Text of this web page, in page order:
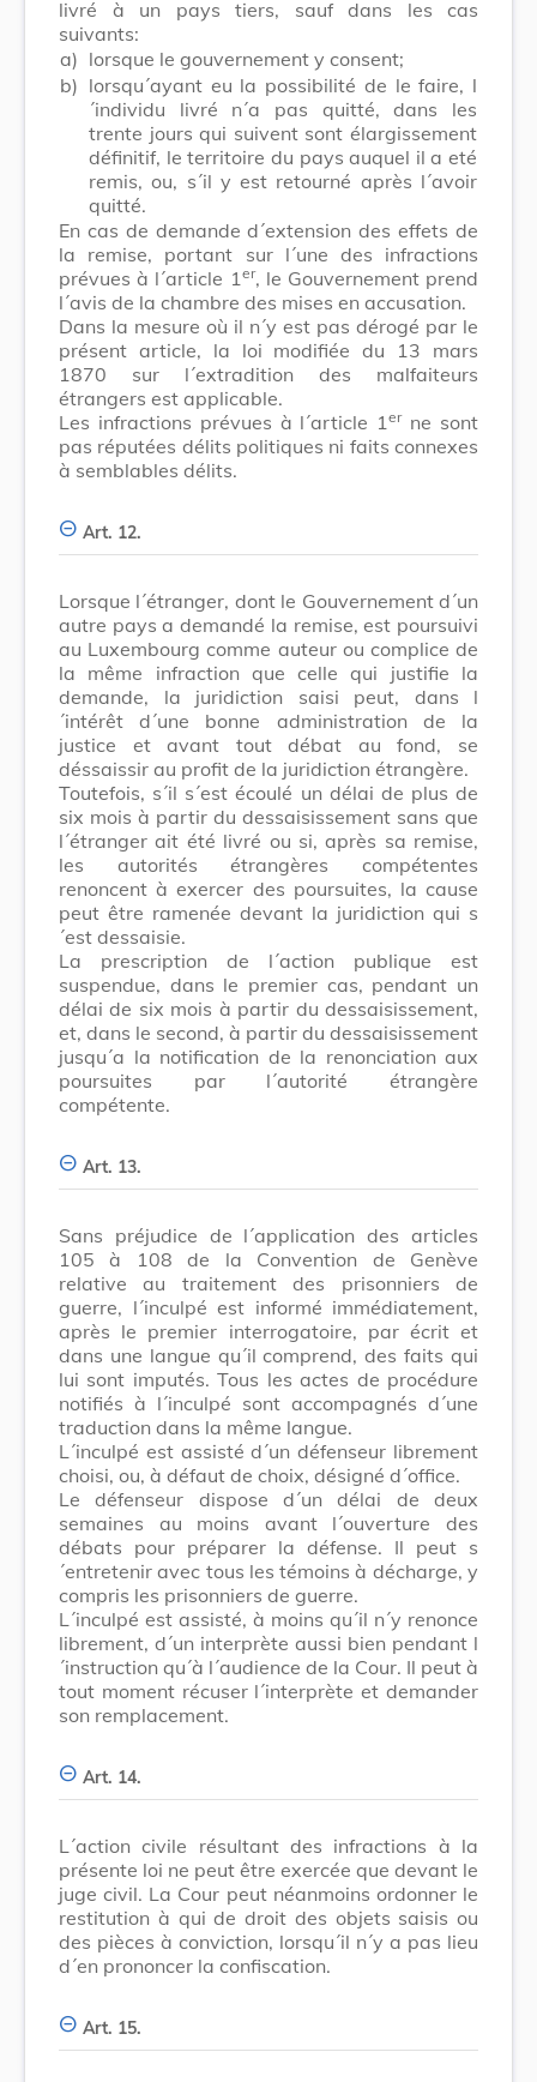
livré à un pays tiers, sauf dans les cas
suivants:
a) lorsque le gouvernement y consent;
b) lorsqu´ayant eu la possibilité de le faire, l
´individu livré n´a pas quitté, dans les
trente jours qui suivent sont élargissement
définitif, le territoire du pays auquel il a eté
remis, ou, s´il y est retourné après l´avoir
quitté.
En cas de demande d´extension des effets de
la remise, portant sur l´une des infractions
prévues à l´article 1 er, le Gouvernement prend
l´avis de la chambre des mises en accusation.
Dans la mesure où il n´y est pas dérogé par le
présent article, la loi modifiée du 13 mars
1870 sur l´extradition des malfaiteurs
étrangers est applicable.
Les infractions prévues à l´article 1erne sont
pas réputées délits politiques ni faits connexes
à semblables délits.
Art. 12.
Lorsque l´étranger, dont le Gouvernement d´un
autre pays a demandé la remise, est poursuivi
au Luxembourg comme auteur ou complice de
la même infraction que celle qui justifie la
demande, la juridiction saisi peut, dans l
´intérêt d´une bonne administration de la
justice et avant tout débat au fond, se
déssaissir au profit de la juridiction étrangère.
Toutefois, s´il s´est écoulé un délai de plus de
six mois à partir du dessaisissement sans que
l´étranger ait été livré ou si, après sa remise,
les autorités étrangères compétentes
renoncent à exercer des poursuites, la cause
peut être ramenée devant la juridiction qui s
´est dessaisie.
La prescription de l´action publique est
suspendue, dans le premier cas, pendant un
délai de six mois à partir du dessaisissement,
et, dans le second, à partir du dessaisissement
jusqu´a la notification de la renonciation aux
poursuites par l´autorité étrangère
compétente.
Art. 13.
Sans préjudice de l´application des articles
105 à 108 de la Convention de Genève
relative au traitement des prisonniers de
guerre, l´inculpé est informé immédiatement,
après le premier interrogatoire, par écrit et
dans une langue qu´il comprend, des faits qui
lui sont imputés. Tous les actes de procédure
notifiés à l´inculpé sont accompagnés d´une
traduction dans la même langue.
L´inculpé est assisté d´un défenseur librement
choisi, ou, à défaut de choix, désigné d´office.
Le défenseur dispose d´un délai de deux
semaines au moins avant l´ouverture des
débats pour préparer la défense. Il peut s
´entretenir avec tous les témoins à décharge, y
compris les prisonniers de guerre.
L´inculpé est assisté, à moins qu´il n´y renonce
librement, d´un interprète aussi bien pendant l
´instruction qu´à l´audience de la Cour. Il peut à
tout moment récuser l´interprète et demander
son remplacement.
Art. 14.
L´action civile résultant des infractions à la
présente loi ne peut être exercée que devant le
juge civil. La Cour peut néanmoins ordonner le
restitution à qui de droit des objets saisis ou
des pièces à conviction, lorsqu´il n´y a pas lieu
d´en prononcer la confiscation.
Art. 15.